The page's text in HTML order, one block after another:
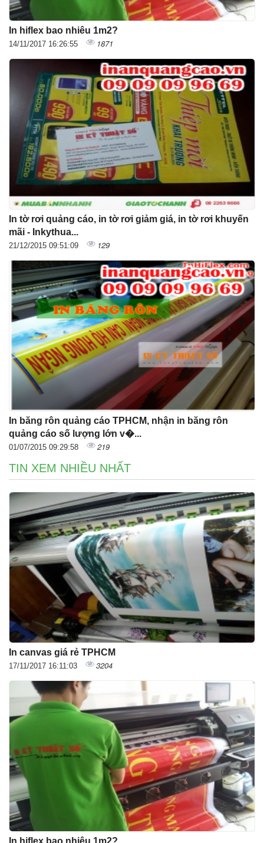
In hiflex bao nhiêu 1m2?
14/11/2017 16:26:55 1871
In tờ rơi quảng cáo, in tờ rơi giảm giá, in tờ rơi khuyến
mãi - Inkythua...
21/12/2015 09:51:09 129
In băng rôn quảng cáo TPHCM, nhận in băng rôn
quảng cáo số lượng lớn v�...
01/07/2015 09:29:58 219
TIN XEM NHIỀU NHẤT
In canvas giá rẻ TPHCM
17/11/2017 16:11:03 3204
In hiflex bao nhiêu 1m2?